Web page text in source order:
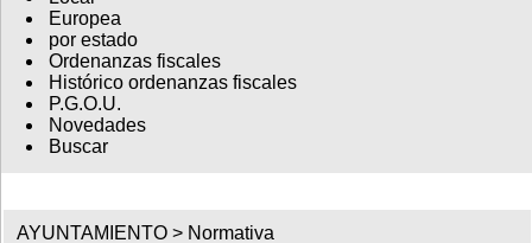
Europea
por estado
Ordenanzas fiscales
Histórico ordenanzas fiscales
P.G.O.U.
Novedades
Buscar
AYUNTAMIENTO > Normativa